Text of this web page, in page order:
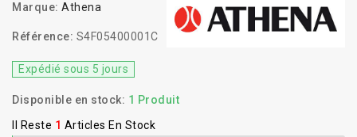
Marque: Athena
Référence: S4F05400001C
Expédié sous 5 jours
Disponible en stock: 1 Produit
Il Reste 1 Articles En Stock